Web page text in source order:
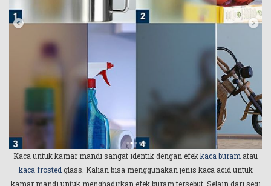
Kaca untuk kamar mandi sangat identik dengan efekkaca buram atau
kaca frosted glass. Kalian bisa menggunakan jenis kaca acid untuk
kamar mandi untuk menghadirkan efek buram tersebut. Selain dari segi